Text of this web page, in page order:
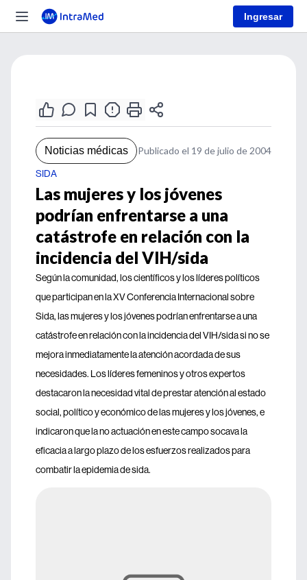
Ingresar
Noticias médicas Publicado el 19 de julio de 2004
SIDA
Las mujeres y los jóvenes
podrían enfrentarse a una
catástrofe en relación con la
incidencia del VIH/sida
Según la comunidad, los científicos y los líderes políticos
que participan en la XV Conferencia Internacional sobre
Sida, las mujeres y los jóvenes podrían enfrentarse a una
catástrofe en relación con la incidencia del VIH/sida si no se
mejora inmediatamente la atención acordada de sus
necesidades. Los líderes femeninos y otros expertos
destacaron la necesidad vital de prestar atención al estado
social, político y económico de las mujeres y los jóvenes, e
indicaron que la no actuación en este campo socava la
eficacia a largo plazo de los esfuerzos realizados para
combatir la epidemia de sida.